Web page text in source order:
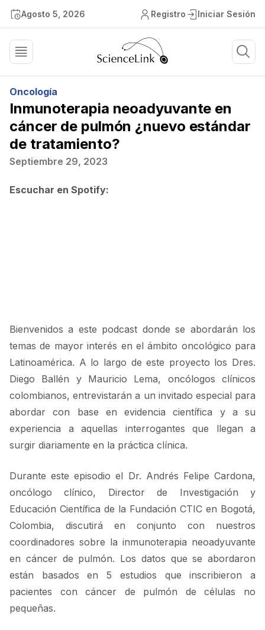
Agosto 5, 2026 Registro Iniciar Sesión
Oncología
Inmunoterapia neoadyuvante en
cáncer de pulmón ¿nuevo estándar
de tratamiento?
Septiembre 29, 2023
Escuchar en Spotify:
Bienvenidos a este podcast donde se abordarán los
temas de mayor interés en el ámbito oncológico para
Latinoamérica. A lo largo de este proyecto los Dres.
Diego Ballén y Mauricio Lema, oncólogos clínicos
colombianos, entrevistarán a un invitado especial para
abordar con base en evidencia científica y a su
experiencia a aquellas interrogantes que llegan a
surgir diariamente en la práctica clínica.
Durante este episodio el Dr. Andrés Felipe Cardona,
oncólogo clínico, Director de Investigación y
Educación Científica de la Fundación CTIC en Bogotá,
Colombia, discutirá en conjunto con nuestros
coordinadores sobre la inmunoterapia neoadyuvante
en cáncer de pulmón. Los datos que se abordaron
están basados en 5 estudios que inscribieron a
pacientes con cáncer de pulmón de células no
pequeñas.